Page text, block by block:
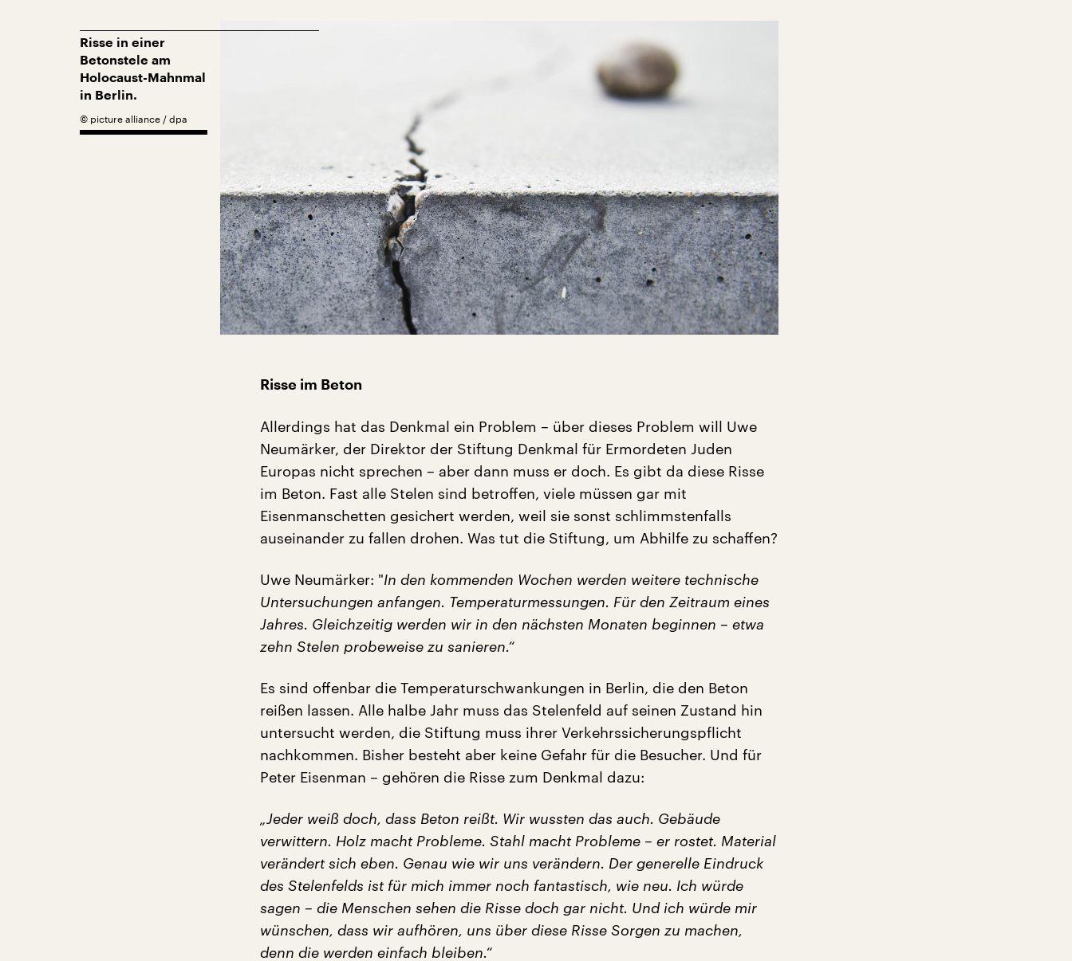
Risse in einer
Betonstele am
Holocaust-Mahnmal
in Berlin.
© picture alliance / dpa
Risse im Beton
Allerdings hat das Denkmal ein Problem – über dieses Problem will Uwe
Neumärker, der Direktor der Stiftung Denkmal für Ermordeten Juden
Europas nicht sprechen – aber dann muss er doch. Es gibt da diese Risse
im Beton. Fast alle Stelen sind betroffen, viele müssen gar mit
Eisenmanschetten gesichert werden, weil sie sonst schlimmstenfalls
auseinander zu fallen drohen. Was tut die Stiftung, um Abhilfe zu schaffen?
Uwe Neumärker: "In den kommenden Wochen werden weitere technische
Untersuchungen anfangen. Temperaturmessungen. Für den Zeitraum eines
Jahres. Gleichzeitig werden wir in den nächsten Monaten beginnen – etwa
zehn Stelen probeweise zu sanieren.“
Es sind offenbar die Temperaturschwankungen in Berlin, die den Beton
reißen lassen. Alle halbe Jahr muss das Stelenfeld auf seinen Zustand hin
untersucht werden, die Stiftung muss ihrer Verkehrssicherungspflicht
nachkommen. Bisher besteht aber keine Gefahr für die Besucher. Und für
Peter Eisenman – gehören die Risse zum Denkmal dazu:
„Jeder weiß doch, dass Beton reißt. Wir wussten das auch. Gebäude
verwittern. Holz macht Probleme. Stahl macht Probleme – er rostet. Material
verändert sich eben. Genau wie wir uns verändern. Der generelle Eindruck
des Stelenfelds ist für mich immer noch fantastisch, wie neu. Ich würde
sagen – die Menschen sehen die Risse doch gar nicht. Und ich würde mir
wünschen, dass wir aufhören, uns über diese Risse Sorgen zu machen,
denn die werden einfach bleiben.“